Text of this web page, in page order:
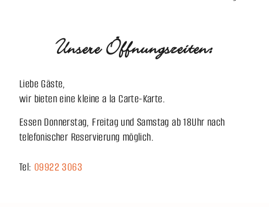
Unsere Öffnungszeiten:
Liebe Gäste,
wir bieten eine kleine a la Carte-Karte.
Essen Donnerstag, Freitag und Samstag ab 18Uhr nach
telefonischer Reservierung möglich.
Tel: 09922 3063